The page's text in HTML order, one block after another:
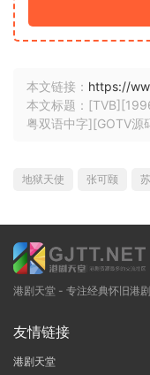
本文链接： https://
本文标题：
粤双语中字][GOTV
地狱天使 张可颐
港剧天堂 - 专注经典怀旧港
友情链接
港剧天堂